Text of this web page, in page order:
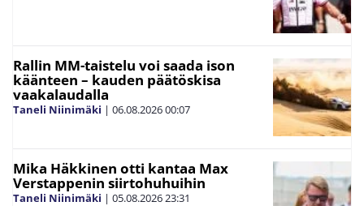
Rallin MM-taistelu voi saada ison
käänteen – kauden päätöskisa
vaakalaudalla
Taneli Niinimäki | 06.08.202600:07
Mika Häkkinen otti kantaa Max
Verstappenin siirtohuhuihin
Taneli Niinimäki | 05.08.202623:31